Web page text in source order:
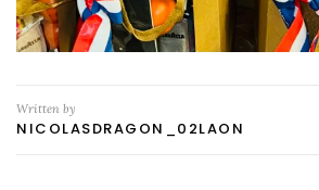
Written by
NICOLASDRAGON_02LAON